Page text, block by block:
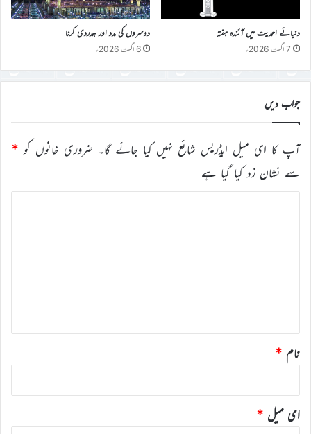
دنیائے احمدیت میں آئندہ ہفتہ
7 اگست 2026ء
دوسروں کی مدد اور ہمدردی کرنا
6 اگست 2026ء
جواب دیں
آپ کا ای میل ایڈریس شائع نہیں کیا جائے گا۔ ضروری خانوں کو *
سے نشان زد کیا گیا ہے
نام *
ای میل *